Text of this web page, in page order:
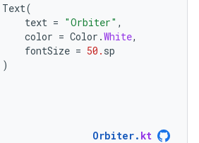
Text(
text = "Orbiter" ,
color = Color .White,
fontSize = 50. sp
)
Orbiter. kt